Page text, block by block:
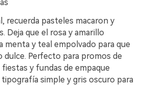
recuerda pasteles macaron y
Deja que el rosa y amarillo
menta y teal empolvado para que
dulce. Perfecto para promos de
y fundas de empaque
tipografía simple y gris oscuro para